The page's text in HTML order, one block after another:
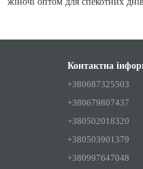
Контактна
+380687325503
+380679807437
+380502018320
+380503901379
+380997647048